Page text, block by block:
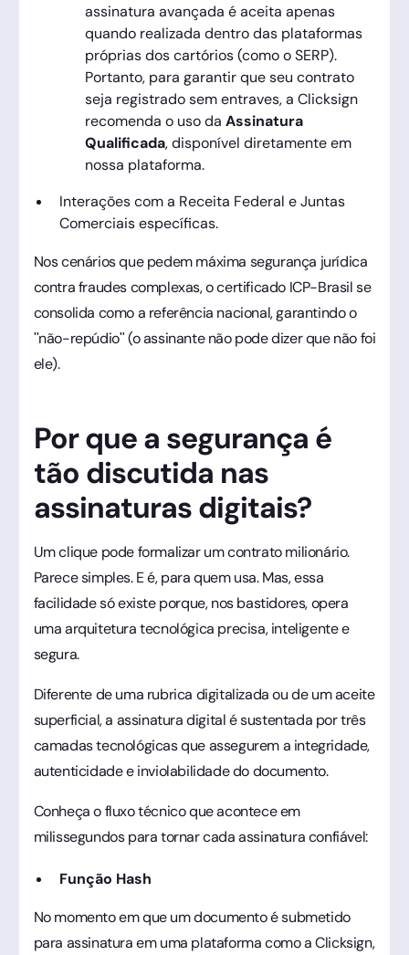
assinatura avançada é aceita apenas
quando realizada dentro das plataformas
próprias dos cartórios (como o SERP).
Portanto, para garantir que seu contrato
seja registrado sem entraves, a Clicksign
recomenda o uso da Assinatura
Qualificada, disponível diretamente em
nossa plataforma.
Interações com a Receita Federal e Juntas
Comerciais específicas.
Nos cenários que pedem máxima segurança jurídica
contra fraudes complexas, o certificado ICP-Brasil se
consolida como a referência nacional, garantindo o
"não-repúdio" (o assinante não pode dizer que não foi
ele).
Por que a segurança é
tão discutida nas
assinaturas digitais?
Um clique pode formalizar um contrato milionário.
Parece simples. E é, para quem usa. Mas, essa
facilidade só existe porque, nos bastidores, opera
uma arquitetura tecnológica precisa, inteligente e
segura.
Diferente de uma rubrica digitalizada ou de um aceite
superficial, a assinatura digital é sustentada por três
camadas tecnológicas que assegurem a integridade,
autenticidade e inviolabilidade do documento.
Conheça o fluxo técnico que acontece em
milissegundos para tornar cada assinatura confiável:
Função Hash
No momento em que um documento é submetido
para assinatura em uma plataforma como a Clicksign,